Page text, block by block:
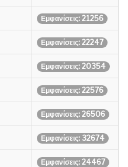
Εμφανίσεις: 21256
Εμφανίσεις: 22247
Εμφανίσεις: 20354
Εμφανίσεις: 22576
Εμφανίσεις: 26506
Εμφανίσεις: 32674
Εμφανίσεις: 24467